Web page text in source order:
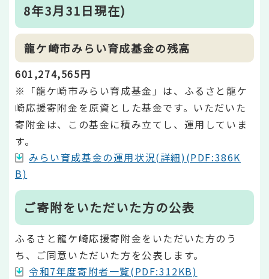
8年3月31日現在)
龍ケ崎市みらい育成基金の残高
601,274,565円
※「龍ケ崎市みらい育成基金」は、ふるさと龍ケ
崎応援寄附金を原資とした基金です。いただいた
寄附金は、この基金に積み立てし、運用していま
す。
みらい育成基金の運用状況(詳細)(PDF:386K
B)
ご寄附をいただいた方の公表
ふるさと龍ケ崎応援寄附金をいただいた方のう
ち、ご同意いただいた方を公表します。
令和7年度寄附者一覧(PDF:312KB)